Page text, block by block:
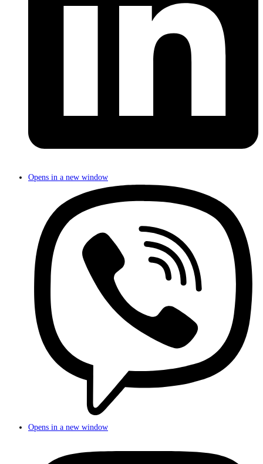
Opens in a new window
Opens in a new window